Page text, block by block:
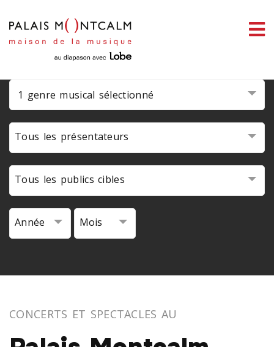
1 genre musical sélectionné
Tous les présentateurs
Tous les publics cibles
Année Mois
CONCERTS ET SPECTACLES AU